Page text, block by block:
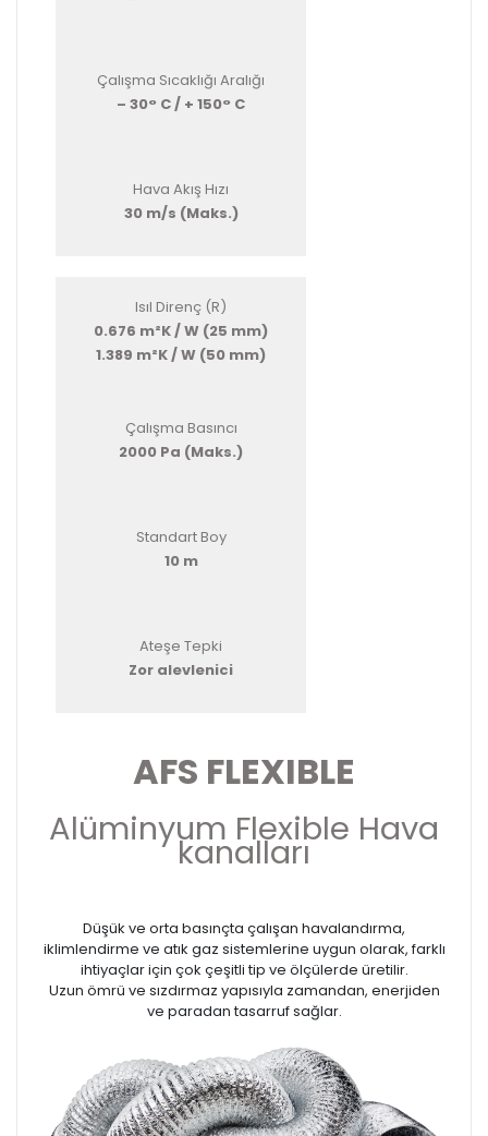
Çalışma Sıcaklığı Aralığı
– 30° C / + 150° C
Hava Akış Hızı
30 m/s (Maks.)
Isıl Direnç (R)
0.676 m²K / W (25 mm)
1.389 m²K / W (50 mm)
Çalışma Basıncı
2000 Pa (Maks.)
Standart Boy
10 m
Ateşe Tepki
Zor alevlenici
AFS FLEXIBLE
Alüminyum Flexible Hava
kanalları
Düşük ve orta basınçta çalışan havalandırma,
iklimlendirme ve atık gaz sistemlerine uygun olarak, farklı
ihtiyaçlar için çok çeşitli tip ve ölçülerde üretilir.
Uzun ömrü ve sızdırmaz yapısıyla zamandan, enerjiden
ve paradan tasarruf sağlar.